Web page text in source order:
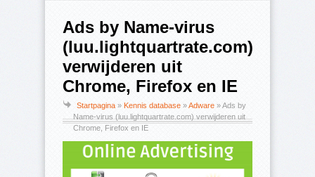
Ads by Name-virus
(luu.lightquartrate.com)
verwijderen uit
Chrome, Firefox en IE
Startpagina » Kennis database »Adware »Ads by
Name-virus (luu.lightquartrate.com) verwijderen uit
Chrome, Firefox en IE